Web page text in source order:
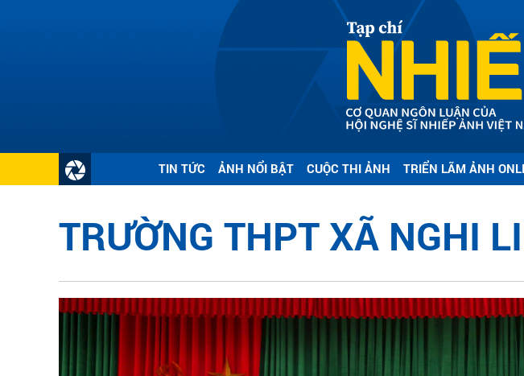
TIN TỨC ẢNH NỔI BẬT CUỘC THI ẢNH TRIỂN LÃM ẢNH
TRƯỜNG THPT XÃ NGHI